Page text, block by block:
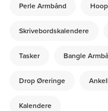
Perle Armbånd
Skrivebordskalendere
Tasker Bangle
Drop Øreringe
Kalendere